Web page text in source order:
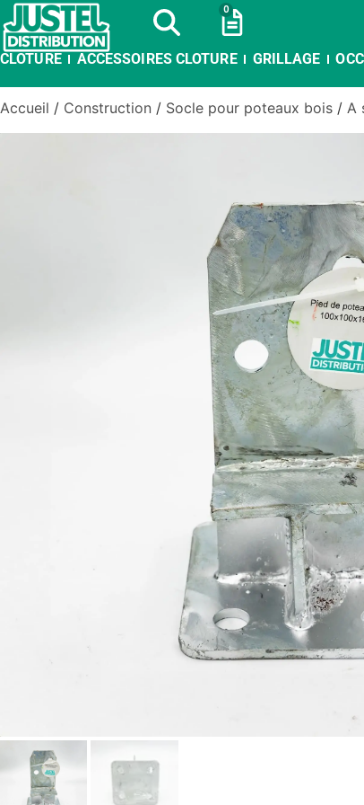
0
CLOTURE ACCESSOIRES CLOTURE GRILLAGE
Accueil / Construction / Socle pour poteaux bois / A